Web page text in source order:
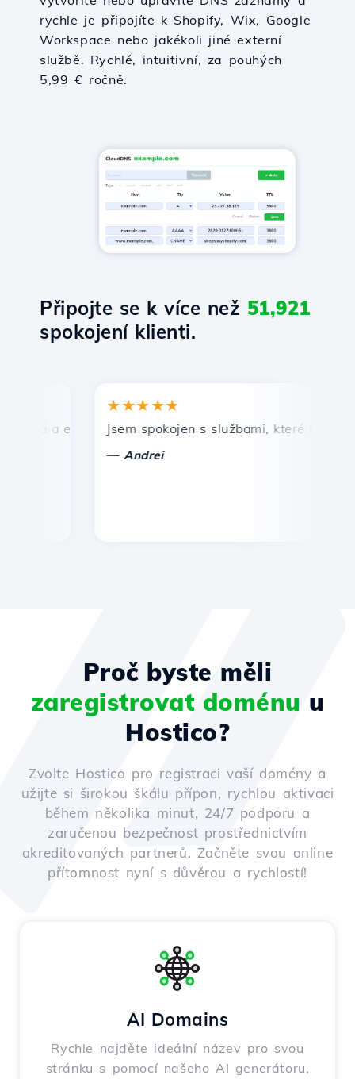
rychle je připojíte k Shopify, Wix, Google
Workspace nebo jakékoli jiné externí
službě. Rychlé, intuitivní, za pouhých
5,99 € ročně.
Připojte se k více než 51,921
spokojení klienti.
a efektivní technická podpora.
★★★★★
Jsem spokojen s službami, které nabízí
Andrei
Proč byste měli
zaregistrovat doménu u
Hostico?
Zvolte Hostico pro registraci vaší domény a
užijte si širokou škálu přípon, rychlou aktivaci
během několika minut, 24/7 podporu a
zaručenou bezpečnost prostřednictvím
akreditovaných partnerů. Začněte svou online
přítomnost nyní s důvěrou a rychlostí!
AI Domains
Rychle najděte ideální název pro svou
stránku s pomocí našeho AI generátoru,